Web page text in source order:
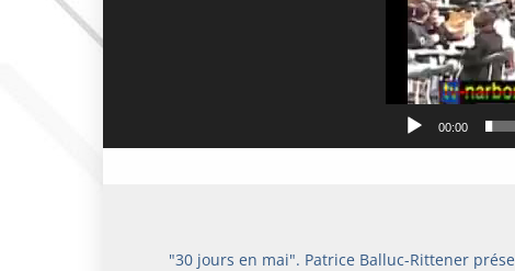
00:00
"30 jours en mai". Patrice Balluc-Rittener